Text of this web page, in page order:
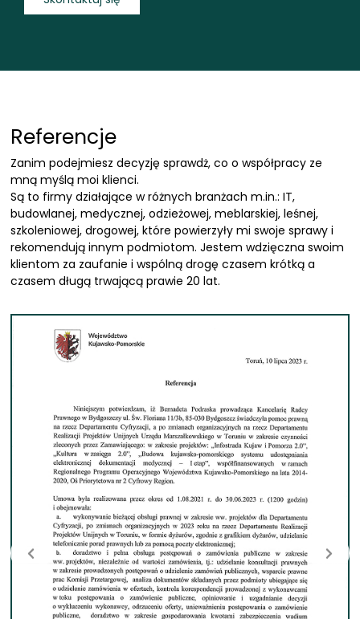
Referencje
Zanim podejmiesz decyzję sprawdż, co o współpracy ze
mną myślą moi klienci.
Są to firmy działające w różnych branżach m.in.: IT,
budowlanej, medycznej, odzieżowej, meblarskiej, leśnej,
szkoleniowej, drogowej, które powierzyły mi swoje sprawy i
rekomendują innym podmiotom. Jestem wdzięczna swoim
klientom za zaufanie i wspólną drogę czasem krótką a
czasem długą trwającą prawie 20 lat.